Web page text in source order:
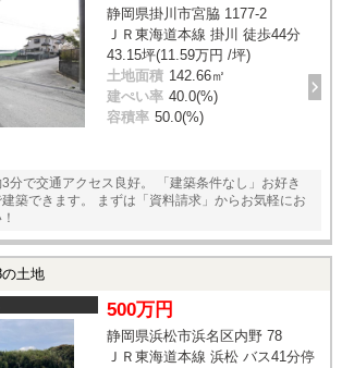
静岡県掛川市宮脇 1177-2
ＪＲ東海道本線 掛川 徒歩44分
43.15坪(11.59万円 /坪)
土地面積 142.66㎡
建ぺい率 40.0(%)
容積率 50.0(%)
分で交通アクセス良好。 「建築条件なし」お好き
築できます。 まずは「資料請求」からお気軽にお
土地
500万円
静岡県浜松市浜名区内野 78
ＪＲ東海道本線 浜松 バス41分停